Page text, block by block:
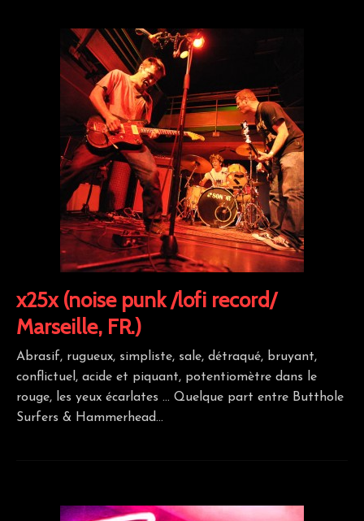
x25x (noise punk /lofi record/
Marseille, FR.)
Abrasif, rugueux, simpliste, sale, détraqué, bruyant,
conflictuel, acide et piquant, potentiomètre dans le
rouge, les yeux écarlates … Quelque part entre Butthole
Surfers & Hammerhead…